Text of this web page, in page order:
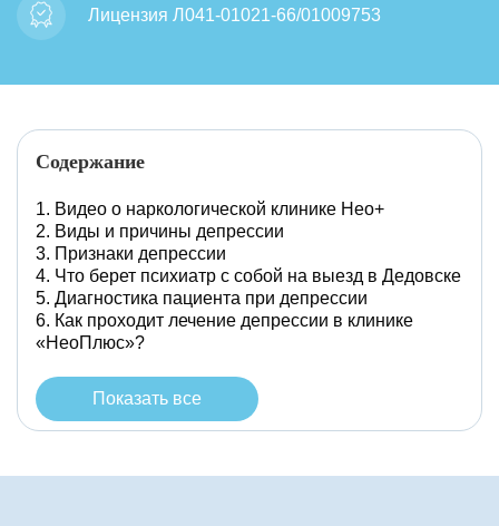
Лицензия Л041-01021-66/01009753
Содержание
Видео о наркологической клинике Нео+
Виды и причины депрессии
Признаки депрессии
Что берет психиатр с собой на выезд в Дедовске
Диагностика пациента при депрессии
Как проходит лечение депрессии в клинике
«НеоПлюс»?
Показать все